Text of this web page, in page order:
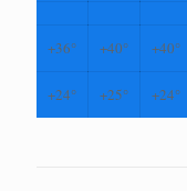
+36° +40° +40°
+24° +25° +24°